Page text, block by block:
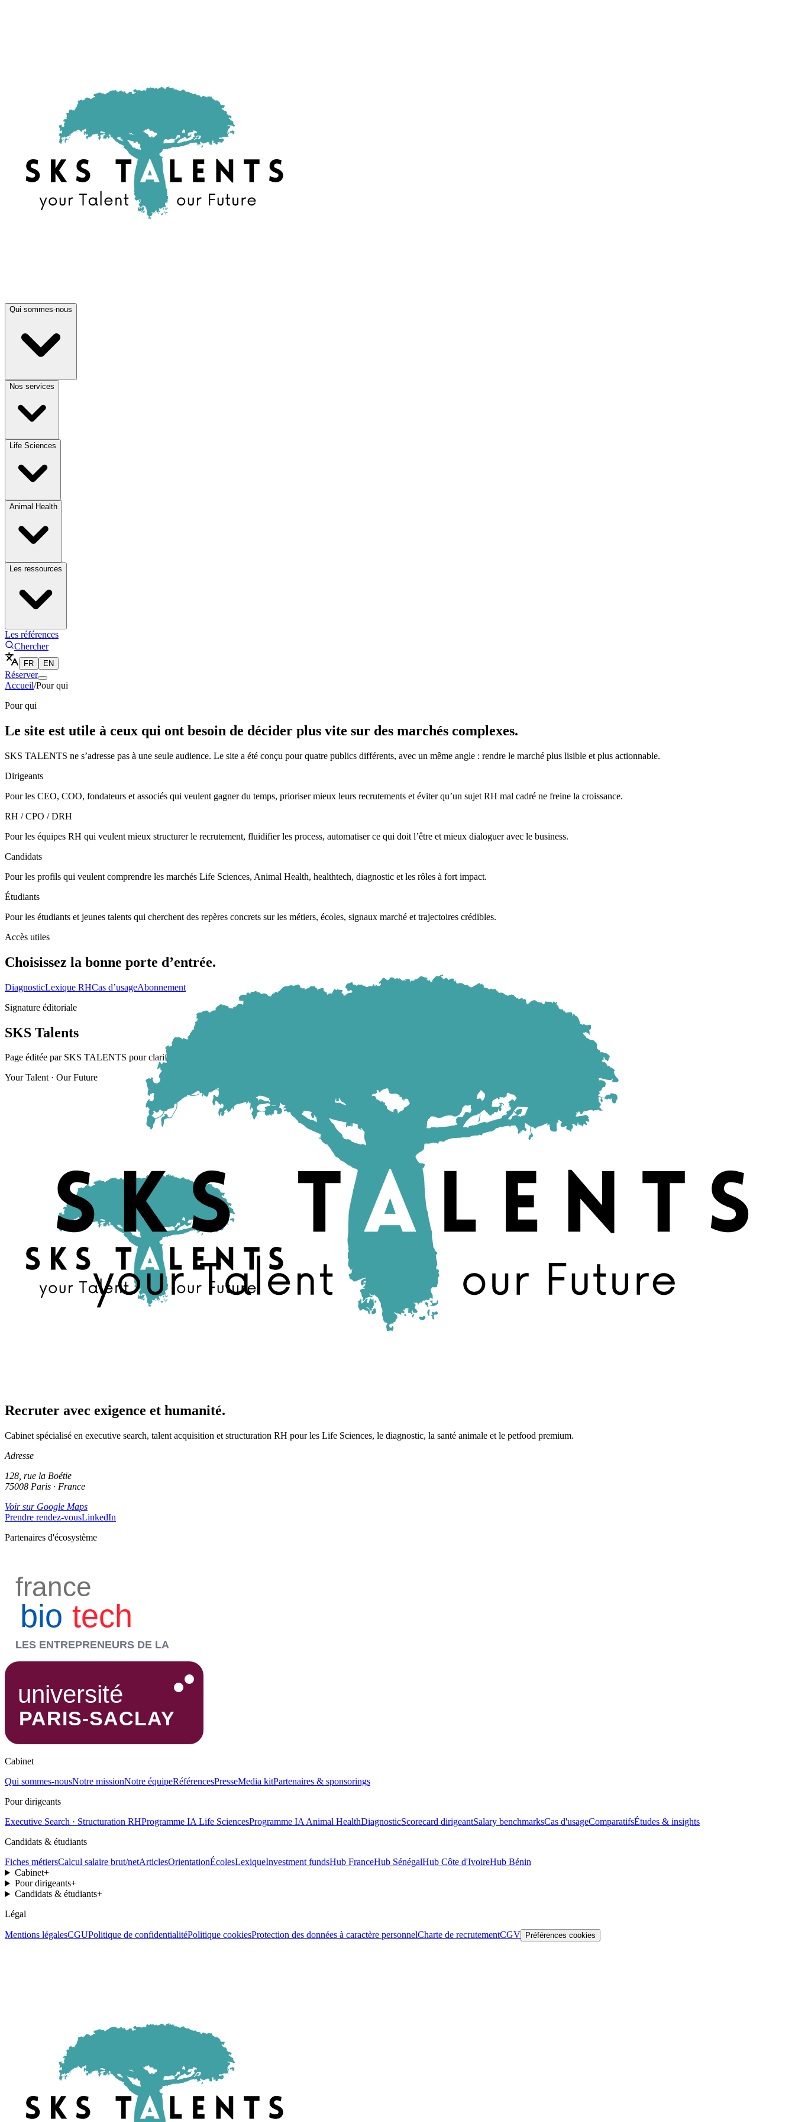
Qui sommes-nous
Nos services
Life Sciences
Animal Health
Les ressources
Les références
Chercher
FR EN
Réserver
Accueil/Pour qui
Pour qui
Le site est utile à ceux qui ont besoin de décider plus vite sur des marchés complexes.
SKS TALENTS ne s’adresse pas à une seule audience. Le site a été conçu pour quatre publics différents, avec un même angle : rendre le marché plus lisible et plus actionnable.
Dirigeants
Pour les CEO, COO, fondateurs et associés qui veulent gagner du temps, prioriser mieux leurs recrutements et éviter qu’un sujet RH mal cadré ne freine la croissance.
RH / CPO / DRH
Pour les équipes RH qui veulent mieux structurer le recrutement, fluidifier les process, automatiser ce qui doit l’être et mieux dialoguer avec le business.
Candidats
Pour les profils qui veulent comprendre les marchés Life Sciences, Animal Health, healthtech, diagnostic et les rôles à fort impact.
Étudiants
Pour les étudiants et jeunes talents qui cherchent des repères concrets sur les métiers, écoles, signaux marché et trajectoires crédibles.
Accès utiles
Choisissez la bonne porte d’entrée.
DiagnosticLexique RHCas d’usageAbonnement
Signature éditoriale
SKS Talents
Page éditée par SKS TALENTS pour clarifier à qui la plateforme est utile et comment chaque audience peut l’utiliser.
Your Talent · Our Future
Recruter avec exigence et humanité.
Cabinet spécialisé en executive search, talent acquisition et structuration RH pour les Life Sciences, le diagnostic, la santé animale et le petfood premium.
Adresse
128, rue la Boétie
75008 Paris · France
Voir sur Google Maps
Prendre rendez-vousLinkedIn
Partenaires d'écosystème
Cabinet
Qui sommes-nousNotre missionNotre équipeRéférencesPresseMedia kitPartenaires & sponsorings
Pour dirigeants
Executive Search · Structuration RHProgramme IA Life SciencesProgramme IA Animal HealthDiagnosticScorecard dirigeantSalary benchmarksCas d'usageComparatifsÉtudes & insights
Candidats & étudiants
Fiches métiersCalcul salaire brut/netArticlesOrientationÉcolesLexiqueInvestment fundsHub FranceHub SénégalHub Côte d'IvoireHub Bénin
Cabinet+
Pour dirigeants+
Candidats & étudiants+
Légal
Mentions légalesCGUPolitique de confidentialitéPolitique cookiesProtection des données à caractère personnelCharte de recrutementCGV Préférences cookies